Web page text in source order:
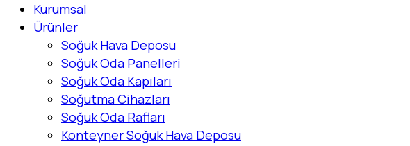
Kurumsal
Ürünler
Soğuk Hava Deposu
Soğuk Oda Panelleri
Soğuk Oda Kapıları
Soğutma Cihazları
Soğuk Oda Rafları
Konteyner Soğuk Hava Deposu